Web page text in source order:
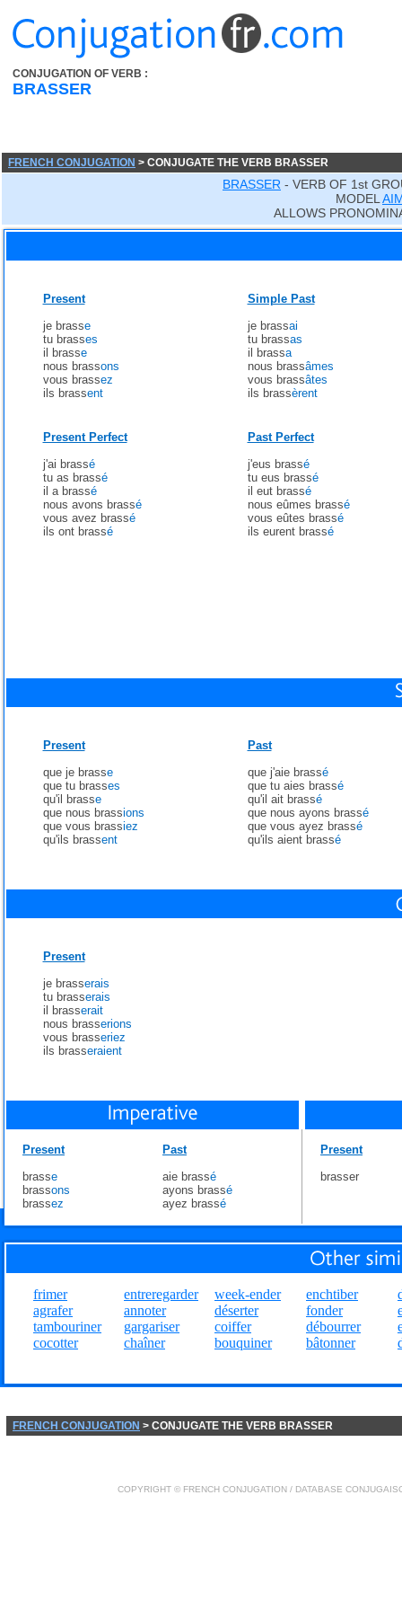
CONJUGATION OF VERB :
BRASSER
FRENCH CONJUGATION > CONJUGATE THE VERB BRASSER
BRASSER - VERB OF 1st
MODEL
ALLOWS
Present
je brasse
tu brasses
il brasse
nous brassons
vous brassez
ils brassent
Simple Past
je brassai
tu brassas
il brassa
nous brassâmes
vous brassâtes
ils brassèrent
Present Perfect
j'ai brassé
tu as brassé
il a brassé
nous avons brassé
vous avez brassé
ils ont brassé
Past Perfect
j'eus brassé
tu eus brassé
il eut brassé
nous eûmes brassé
vous eûtes brassé
ils eurent brassé
Present
que je brasse
que tu brasses
qu'il brasse
que nous brassions
que vous brassiez
qu'ils brassent
Past
que j'aie brassé
que tu aies brassé
qu'il ait brassé
que nous ayons brassé
que vous ayez brassé
qu'ils aient brassé
Present
je brasserais
tu brasserais
il brasserait
nous brasserions
vous brasseriez
ils brasseraient
Present
brasse
brassons
brassez
Past
aie brassé
ayons brassé
ayez brassé
Present
brasser
frimer
agrafer
tambouriner
cocotter
entreregarder
annoter
gargariser
chaîner
week-ender
déserter
coiffer
bouquiner
enchtiber
fonder
débourrer
bâtonner
FRENCH CONJUGATION > CONJUGATE THE VERB BRASSER
COPYRIGHT © FRENCH CONJUGATION / DATABASE